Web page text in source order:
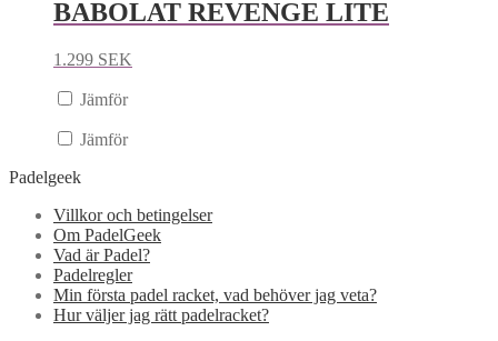
BABOLAT REVENGE LITE
1.299 SEK
Jämför
Jämför
Padelgeek
Villkor och betingelser
Om PadelGeek
Vad är Padel?
Padelregler
Min första padel racket, vad behöver jag veta?
Hur väljer jag rätt padelracket?